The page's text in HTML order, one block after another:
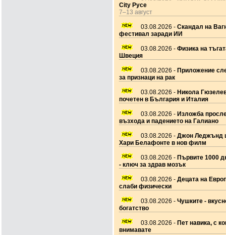
City Русе
7–13 август
03.08.2026 - Скандал на
фестивал заради ИИ
03.08.2026 - Физика на
Швеция
03.08.2026 - Приложение
за признаци на рак
03.08.2026 - Никола
почетен в България и Италия
03.08.2026 - Изложба
възхода и падението на Галиано
03.08.2026 - Джон Леджънд
Хари Белафонте в нов филм
03.08.2026 - Първите 1000
- ключ за здрав мозък
03.08.2026 - Децата на
слаби физически
03.08.2026 - Чушките -
богатство
03.08.2026 - Пет навика, с
внимавате